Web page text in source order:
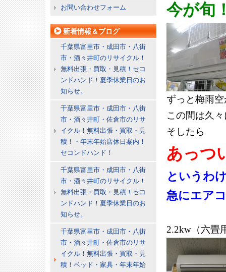
今が旬
ずっと梅雨
この間は久
そしたら
あっつ
というわ
急にエア
2.2kw（六畳
お問い合わせフォーム
新着情報＆ブログ
千葉県富里市・成田市・八街
市・酒々井町のリサイクル！
無料出張・買取・見積！セコ
ンドハンド！夏季休業日のお
知らせ。
千葉県富里市・成田市・八街
市・酒々井町・佐倉市のリサ
イクル！無料出張・買取・見
積！・年末年始店休日案内！
セコンドハンド！
千葉県富里市・成田市・八街
市・酒々井町のリサイクル！
無料出張・買取・見積！セコ
ンドハンド！夏季休業日のお
知らせ。
千葉県富里市・成田市・八街
市・酒々井町・佐倉市のリサ
イクル！無料出張・買取・見
積！ベッド・家具・年末年始